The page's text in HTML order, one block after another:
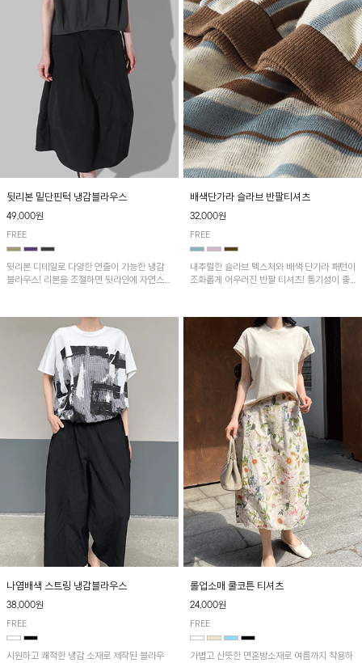
뒷리본 밑단핀턱 냉감블라우스
49,000원
FREE
뒷리본 디테일로 다양한 연출이 가능한 냉감
블라우스! 리본을 조절하면 뒷라인에 자연스러
를 더해줍니다.
배색단가라 슬라브 반팔티셔츠
32,000원
FREE
내추럴한 슬라브 텍스처와 배색 단가라 패턴이
조화롭게 어우러진 반팔 티셔츠! 통기성이 좋
나염배색 스트링 냉감블라우스
38,000원
FREE
시원하고 쾌적한 냉감 소재로 제작된 블라우
롤업소매 쿨코튼 티셔츠
24,000원
FREE
가볍고 산뜻한 면혼방소재로 여름까지 착용하